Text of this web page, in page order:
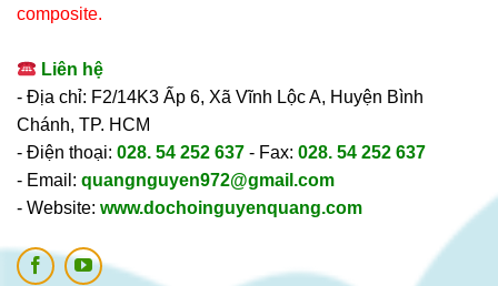
composite.
Liên hệ
- Địa chỉ: F2/14K3 Ấp 6, Xã Vĩnh Lộc A, Huyện Bình
Chánh, TP. HCM
- Điện thoại: 028. 54 252 637 - Fax: 028. 54 252 637
- Email: quangnguyen972@gmail.com
- Website: www.dochoinguyenquang.com